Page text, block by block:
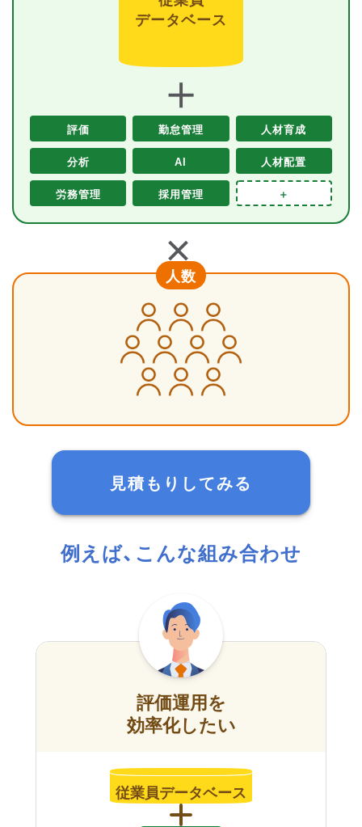
データベース
＋
評価 勤怠管理 人材育成
分析 AI 人材配置
労務管理 採用管理 ＋
＋
人数
見積もりしてみる
例えば、こんな組み合わせ
評価運用を
効率化したい
従業員データベース